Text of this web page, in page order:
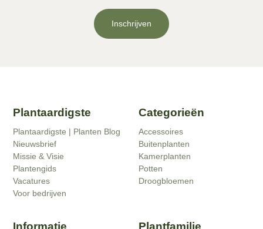
Inschrijven
Plantaardigste
Plantaardigste | Planten Blog
Nieuwsbrief
Missie & Visie
Plantengids
Vacatures
Voor bedrijven
Categorieën
Accessoires
Buitenplanten
Kamerplanten
Potten
Droogbloemen
Informatie Plantfamilie